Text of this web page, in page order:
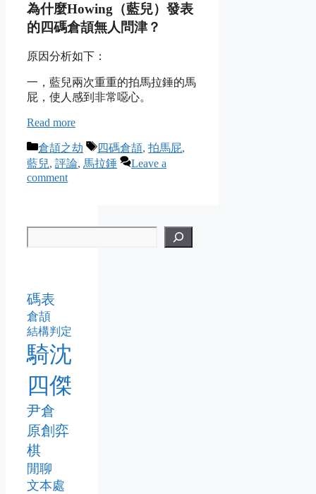
為什麼Howing（藍兒）發表
的四碼倉頡無人問津？
原因分析如下：
一，藍兒兩次重重的拍馬拉錘的馬
屁，使人感到非常噁心。
Read more
Categories
倉頡之劫 Tags
四碼倉頡, 拍馬屁,
藍兒, 評論, 馬拉錘
Leave a
comment
碼表
倉頡
結構判定
騎沈
四傑
尹倉
原創弈
棋
閒聊
文本處